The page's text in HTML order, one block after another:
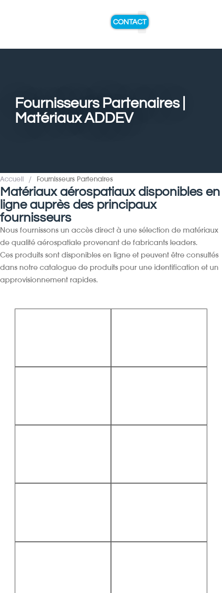
CONTACT
Fournisseurs Partenaires |
Matériaux ADDEV
Accueil / Fournisseurs Partenaires
Matériaux aérospatiaux disponibles en
ligne auprès des principaux
fournisseurs
Nous fournissons un accès direct à une sélection de matériaux
de qualité aérospatiale provenant de fabricants leaders.
Ces produits sont disponibles en ligne et peuvent être consultés
dans notre catalogue de produits pour une identification et un
approvisionnement rapides.